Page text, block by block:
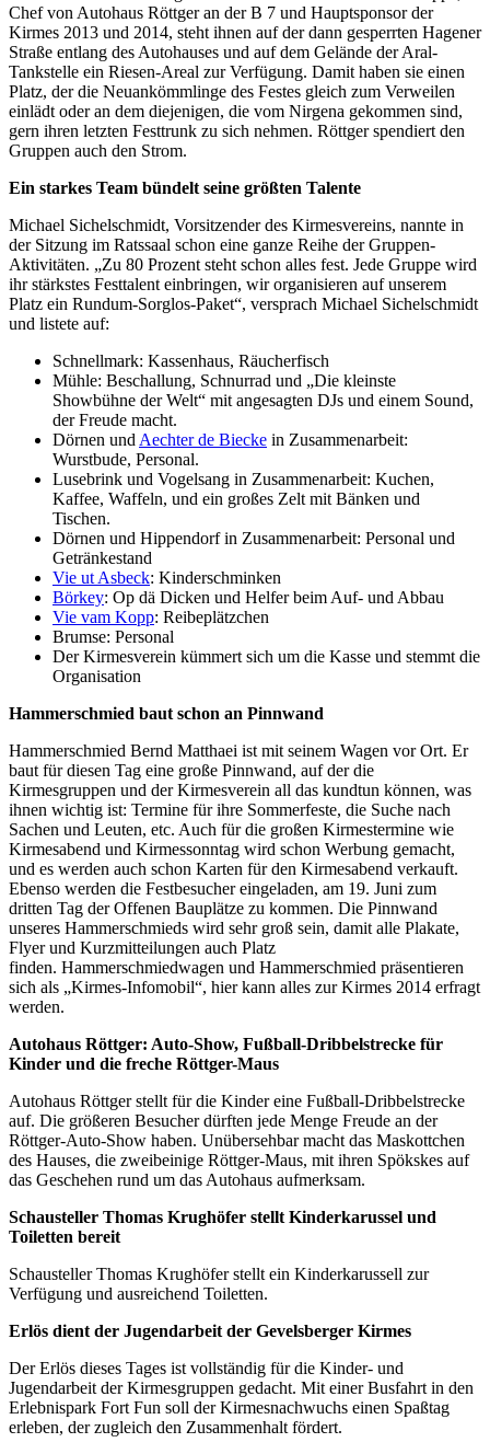
Chef von Autohaus Röttger an der B 7 und Hauptsponsor der
Kirmes 2013 und 2014, steht ihnen auf der dann gesperrten Hagener
Straße entlang des Autohauses und auf dem Gelände der Aral-
Tankstelle ein Riesen-Areal zur Verfügung. Damit haben sie einen
Platz, der die Neuankömmlinge des Festes gleich zum Verweilen
einlädt oder an dem diejenigen, die vom Nirgena gekommen sind,
gern ihren letzten Festtrunk zu sich nehmen. Röttger spendiert den
Gruppen auch den Strom.
Ein starkes Team bündelt seine größten Talente
Michael Sichelschmidt, Vorsitzender des Kirmesvereins, nannte in
der Sitzung im Ratssaal schon eine ganze Reihe der Gruppen-
Aktivitäten. „Zu 80 Prozent steht schon alles fest. Jede Gruppe wird
ihr stärkstes Festtalent einbringen, wir organisieren auf unserem
Platz ein Rundum-Sorglos-Paket“, versprach Michael Sichelschmidt
und listete auf:
Schnellmark: Kassenhaus, Räucherfisch
Mühle: Beschallung, Schnurrad und „Die kleinste
Showbühne der Welt“ mit angesagten DJs und einem Sound,
der Freude macht.
Dörnen und Aechter de Biecke in Zusammenarbeit:
Wurstbude, Personal.
Lusebrink und Vogelsang in Zusammenarbeit: Kuchen,
Kaffee, Waffeln, und ein großes Zelt mit Bänken und
Tischen.
Dörnen und Hippendorf in Zusammenarbeit: Personal und
Getränkestand
Vie ut Asbeck: Kinderschminken
Börkey: Op dä Dicken und Helfer beim Auf- und Abbau
Vie vam Kopp: Reibeplätzchen
Brumse: Personal
Der Kirmesverein kümmert sich um die Kasse und stemmt die
Organisation
Hammerschmied baut schon an Pinnwand
Hammerschmied Bernd Matthaei ist mit seinem Wagen vor Ort. Er
baut für diesen Tag eine große Pinnwand, auf der die
Kirmesgruppen und der Kirmesverein all das kundtun können, was
ihnen wichtig ist: Termine für ihre Sommerfeste, die Suche nach
Sachen und Leuten, etc. Auch für die großen Kirmestermine wie
Kirmesabend und Kirmessonntag wird schon Werbung gemacht,
und es werden auch schon Karten für den Kirmesabend verkauft.
Ebenso werden die Festbesucher eingeladen, am 19. Juni zum
dritten Tag der Offenen Bauplätze zu kommen. Die Pinnwand
unseres Hammerschmieds wird sehr groß sein, damit alle Plakate,
Flyer und Kurzmitteilungen auch Platz
finden. Hammerschmiedwagen und Hammerschmied präsentieren
sich als „Kirmes-Infomobil“, hier kann alles zur Kirmes 2014 erfragt
werden.
Autohaus Röttger: Auto-Show, Fußball-Dribbelstrecke für
Kinder und die freche Röttger-Maus
Autohaus Röttger stellt für die Kinder eine Fußball-Dribbelstrecke
auf. Die größeren Besucher dürften jede Menge Freude an der
Röttger-Auto-Show haben. Unübersehbar macht das Maskottchen
des Hauses, die zweibeinige Röttger-Maus, mit ihren Spökskes auf
das Geschehen rund um das Autohaus aufmerksam.
Schausteller Thomas Krughöfer stellt Kinderkarussel und
Toiletten bereit
Schausteller Thomas Krughöfer stellt ein Kinderkarussell zur
Verfügung und ausreichend Toiletten.
Erlös dient der Jugendarbeit der Gevelsberger Kirmes
Der Erlös dieses Tages ist vollständig für die Kinder- und
Jugendarbeit der Kirmesgruppen gedacht. Mit einer Busfahrt in den
Erlebnispark Fort Fun soll der Kirmesnachwuchs einen Spaßtag
erleben, der zugleich den Zusammenhalt fördert.